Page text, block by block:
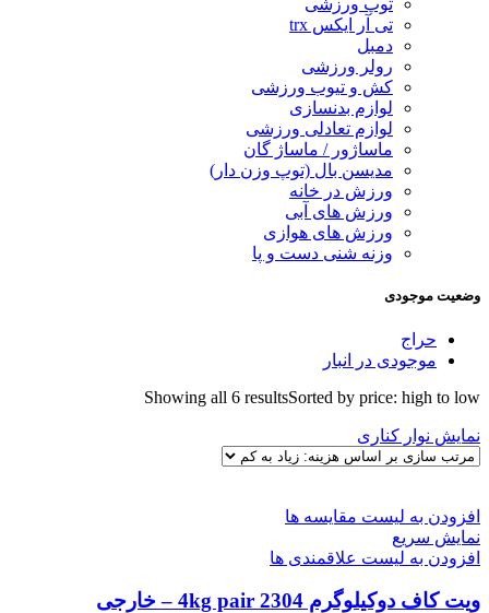
تی آر ایکس trx
دمبل
رولر ورزشی
کش و تیوب ورزشی
لوازم بدنسازی
لوازم تعادلی ورزشی
ماساژور / ماساژ گان
مدیسن بال (توپ وزن دار)
ورزش در خانه
ورزش های آبی
ورزش های هوازی
وزنه شنی دست و پا
وضعیت موجودی
حراج
موجودی در انبار
Showing all 6 resultsSorted by price: high to low
نمایش نوار کناری
افزودن به لیست مقایسه ها
نمایش سریع
افزودن به لیست علاقمندی ها
ویت کاف دوکیلوگرم 2304 4kg pair – خارجی